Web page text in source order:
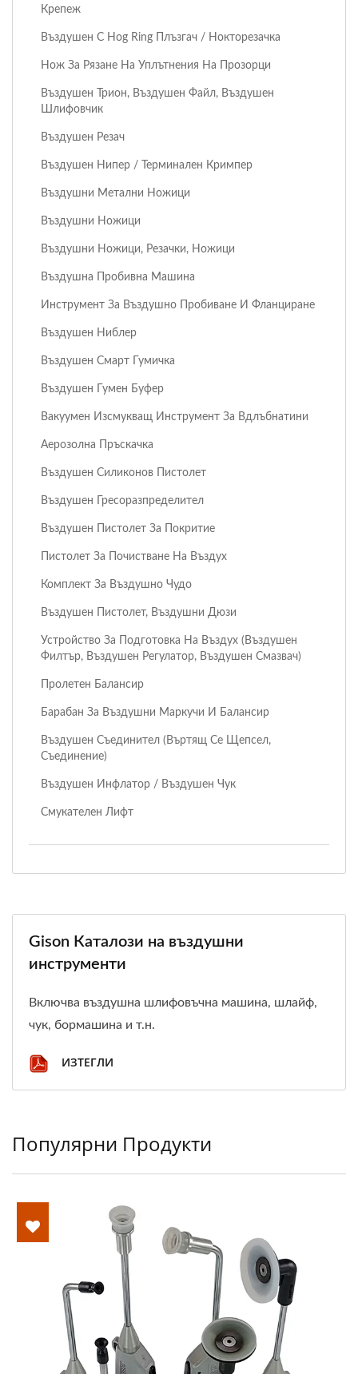
Крепеж
Въздушен C Hog Ring Плъзгач / Нокторезачка
Нож За Рязане На Уплътнения На Прозорци
Въздушен Трион, Въздушен Файл, Въздушен
Шлифовчик
Въздушен Резач
Въздушен Нипер / Терминален Кримпер
Въздушни Метални Ножици
Въздушни Ножици
Въздушни Ножици, Резачки, Ножици
Въздушна Пробивна Машина
Инструмент За Въздушно Пробиване И Фланциране
Въздушен Ниблер
Въздушен Смарт Гумичка
Въздушен Гумен Буфер
Вакуумен Изсмукващ Инструмент За Вдлъбнатини
Аерозолна Пръскачка
Въздушен Силиконов Пистолет
Въздушен Гресоразпределител
Въздушен Пистолет За Покритие
Пистолет За Почистване На Въздух
Комплект За Въздушно Чудо
Въздушен Пистолет, Въздушни Дюзи
Устройство За Подготовка На Въздух (въздушен
Филтър, Въздушен Регулатор, Въздушен Смазвач)
Пролетен Балансир
Барабан За Въздушни Маркучи И Балансир
Въздушен Съединител (въртящ Се Щепсел,
Съединение)
Въздушен Инфлатор / Въздушен Чук
Смукателен Лифт
Gison Каталози на въздушни
инструменти
Включва въздушна шлифовъчна машина, шлайф,
чук, бормашина и т.н.
ИЗТЕГЛИ
Популярни Продукти